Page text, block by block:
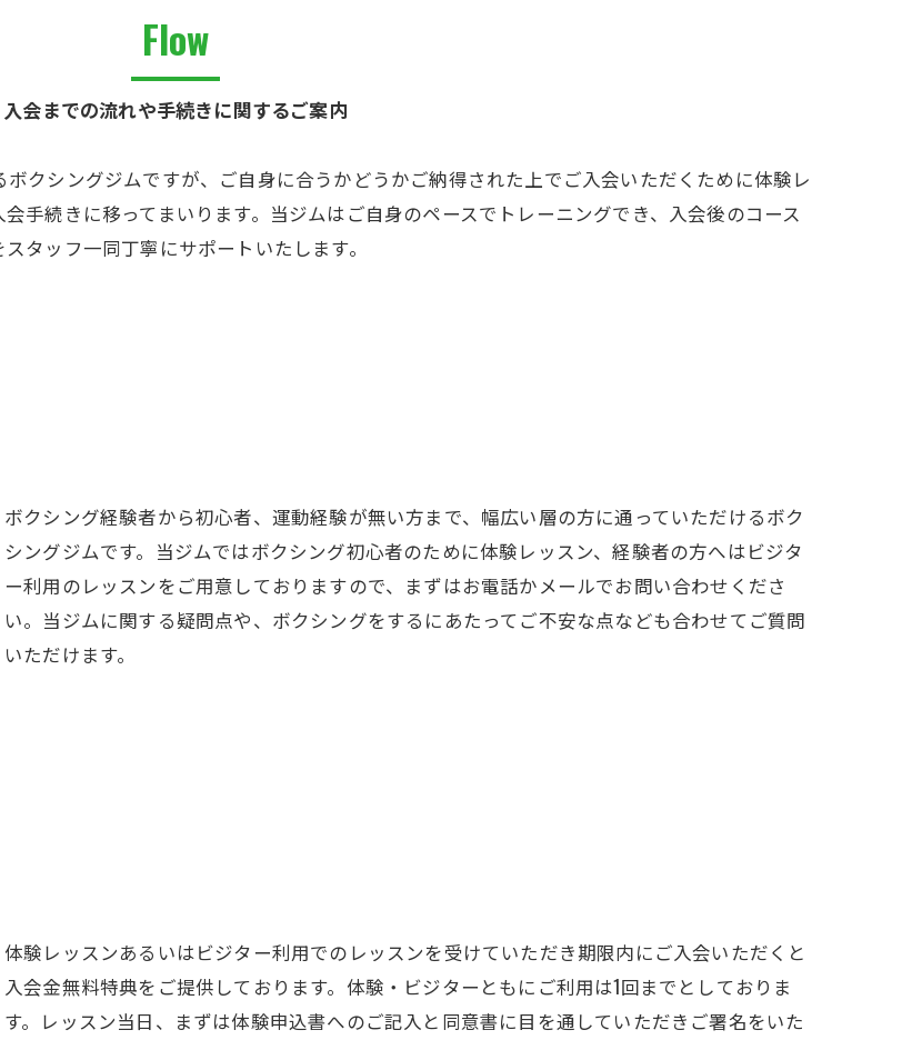
入会までの流れや手続きに関するご案内
Flow
クシングジムですが、ご自身に合うかどうかご納得された上でご入会いただくために体験レ
手続きに移ってまいります。当ジムはご自身のペースでトレーニングでき、入会後のコース
タッフ一同丁寧にサポートいたします。
ボクシング経験者から初心者、運動経験が無い方まで、幅広い層の方に通っていただけるボク
シングジムです。当ジムではボクシング初心者のために体験レッスン、経験者の方へはビジタ
ー利用のレッスンをご用意しておりますので、まずはお電話かメールでお問い合わせくださ
い。当ジムに関する疑問点や、ボクシングをするにあたってご不安な点なども合わせてご質問
いただけます。
体験レッスンあるいはビジター利用でのレッスンを受けていただき期限内にご入会いただくと
入会金無料特典をご提供しております。体験・ビジターともにご利用は1回までとしておりま
す。レッスン当日、まずは体験申込書へのご記入と同意書に目を通していただきご署名をいた